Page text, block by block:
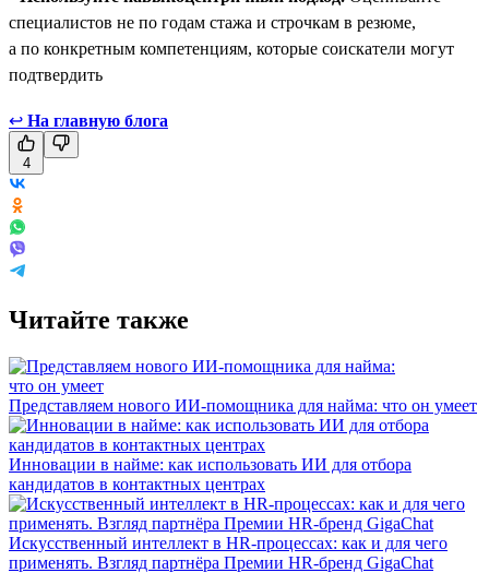
специалистов не по годам стажа и строчкам в резюме,
а по конкретным компетенциям, которые соискатели могут
подтвердить
↩ На главную блога
4
Читайте также
Представляем нового ИИ-помощника для найма: что он умеет
Инновации в найме: как использовать ИИ для отбора
кандидатов в контактных центрах
Искусственный интеллект в HR-процессах: как и для чего
применять. Взгляд партнёра Премии HR-бренд GigaChat